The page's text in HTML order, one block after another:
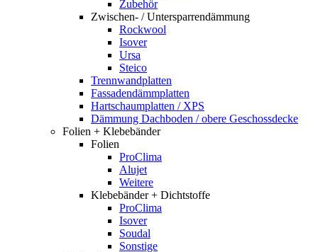
Zubehör
Zwischen- / Untersparrendämmung
Rockwool
Isover
Ursa
Steico
Trennwandplatten
Fassadendämmplatten
Hartschaumplatten / XPS
Dämmung Dachboden / obere Geschossdecke
Folien + Klebebänder
Folien
ProClima
Alujet
Weitere
Klebebänder + Dichtstoffe
ProClima
Isover
Soudal
Sonstige